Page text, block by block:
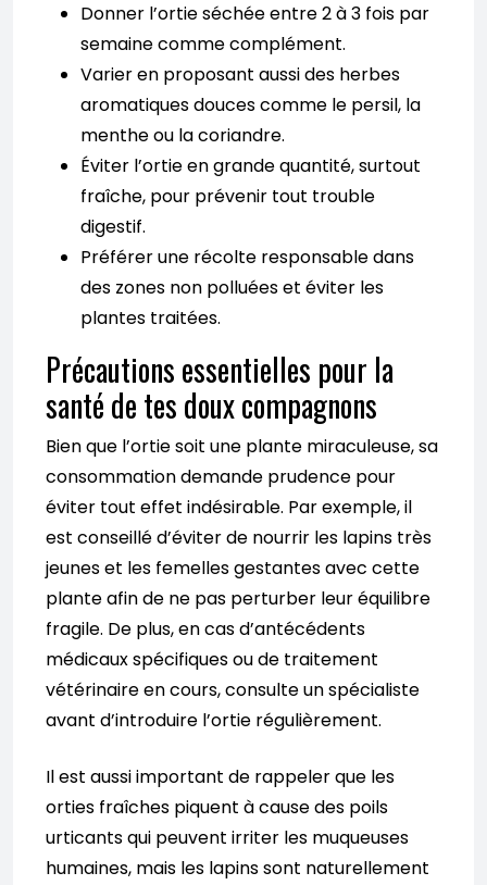
Donner l’ortie séchée entre 2 à 3 fois par
semaine comme complément.
Varier en proposant aussi des herbes
aromatiques douces comme le persil, la
menthe ou la coriandre.
Éviter l’ortie en grande quantité, surtout
fraîche, pour prévenir tout trouble
digestif.
Préférer une récolte responsable dans
des zones non polluées et éviter les
plantes traitées.
Précautions essentielles pour la
santé de tes doux compagnons
Bien que l’ortie soit une plante miraculeuse, sa
consommation demande prudence pour
éviter tout effet indésirable. Par exemple, il
est conseillé d’éviter de nourrir les lapins très
jeunes et les femelles gestantes avec cette
plante afin de ne pas perturber leur équilibre
fragile. De plus, en cas d’antécédents
médicaux spécifiques ou de traitement
vétérinaire en cours, consulte un spécialiste
avant d’introduire l’ortie régulièrement.
Il est aussi important de rappeler que les
orties fraîches piquent à cause des poils
urticants qui peuvent irriter les muqueuses
humaines, mais les lapins sont naturellement